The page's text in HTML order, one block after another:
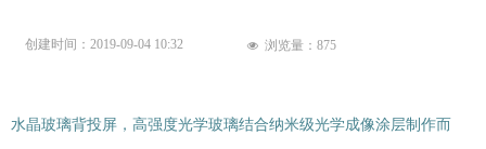
水晶玻璃背投屏，高强度光学玻璃结合纳米级光学成像涂层制作而
创建时间： 2019-09-04 10:32 넶 浏览量： 875